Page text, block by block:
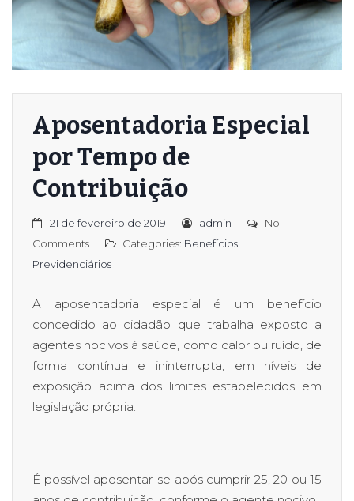
Aposentadoria Especial
por Tempo de
Contribuição
21 de fevereiro de 2019 admin
No
Comments
Categories: Benefícios
Previdenciários
A aposentadoria especial é um benefício
concedido ao cidadão que trabalha exposto a
agentes nocivos à saúde, como calor ou ruído, de
forma contínua e ininterrupta, em níveis de
exposição acima dos limites estabelecidos em
legislação própria.
É possível aposentar-se após cumprir 25, 20 ou 15